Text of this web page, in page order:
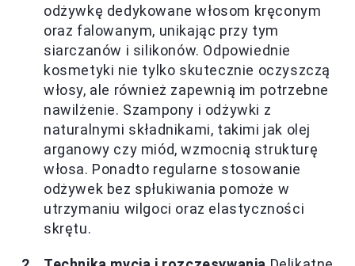
odżywkę dedykowane włosom kręconym
oraz falowanym, unikając przy tym
siarczanów i silikonów. Odpowiednie
kosmetyki nie tylko skutecznie oczyszczą
włosy, ale również zapewnią im potrzebne
nawilżenie. Szampony i odżywki z
naturalnymi składnikami, takimi jak olej
arganowy czy miód, wzmocnią strukturę
włosa. Ponadto regularne stosowanie
odżywek bez spłukiwania pomoże w
utrzymaniu wilgoci oraz elastyczności
skrętu.